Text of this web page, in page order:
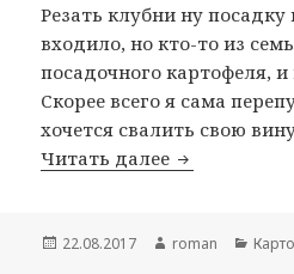
Резать клубни ну
входило, но кто-то из
посадочного картофеля,
Скорее всего я сама
хочется свалить свою
Читать далее Как
Опубликовано
22.08.2017 Автор
roman